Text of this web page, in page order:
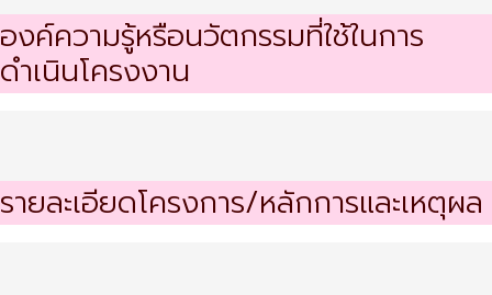
องค์ความรู้หรือนวัตกรรมที่ใช้ในการ
ดำเนินโครงงาน
รายละเอียดโครงการ/หลักการและเหตุผล